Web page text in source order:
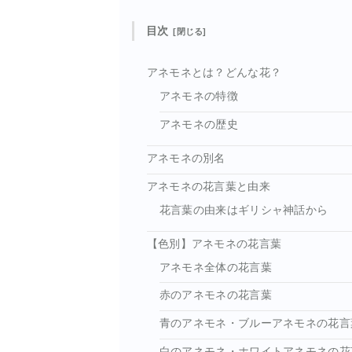
目次
アネモネとは？どんな花？
アネモネの特徴
アネモネの歴史
アネモネの別名
アネモネの花言葉と由来
花言葉の由来はギリシャ神話から
【色別】アネモネの花言葉
アネモネ全体の花言葉
赤のアネモネの花言葉
青のアネモネ・ブルーアネモネの花